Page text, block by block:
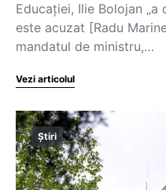
Educației, Ilie Bolojan „a
este acuzat [Radu
mandatul de ministru,…
Vezi articolul
Știri